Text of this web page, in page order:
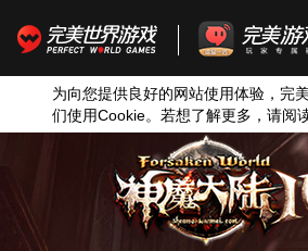
为向您提供良好的网站使用体验，完
们使用Cookie。若想了解更多，请阅